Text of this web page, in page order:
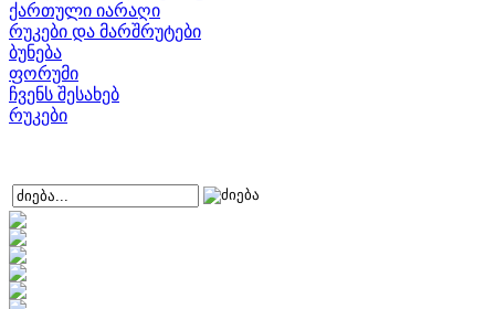
ქართული იარაღი
რუკები და მარშრუტები
ბუნება
ფორუმი
ჩვენს შესახებ
რუკები